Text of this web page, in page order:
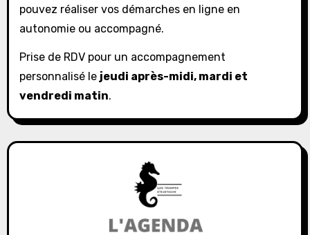
pouvez réaliser vos démarches en ligne en
autonomie ou accompagné.
Prise de RDV pour un accompagnement
personnalisé le jeudi après-midi, mardi et
vendredi matin.